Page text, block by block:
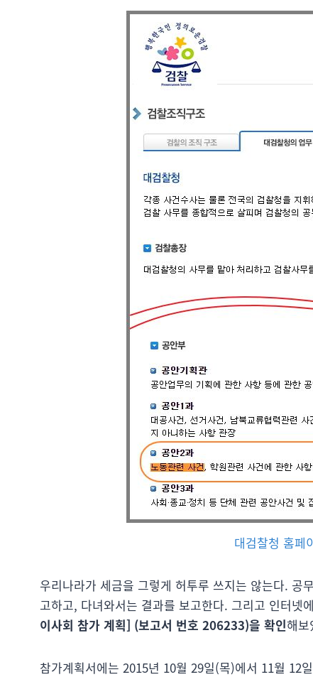
대검찰청 홈페
우리나라가 세금을 그렇게 허투루 쓰지는 않는다. 공
고하고, 다녀와서는 결과를 보고한다. 그리고 인터넷
이사회 참가 계획] (보고서 번호 206233)을 확인해보
참가계획서에는 2015년 10월 29일(목)에서 11월 12